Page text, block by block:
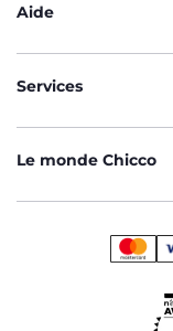
Aide
Services
Le monde Chicco